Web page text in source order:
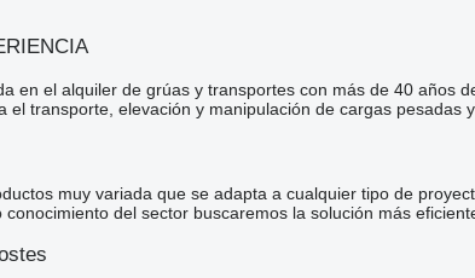
en el alquiler de grúas y transportes con más de 40 años
el transporte, elevación y manipulación de cargas pesadas
muy variada que se adapta a cualquier tipo de
del sector buscaremos la solución más